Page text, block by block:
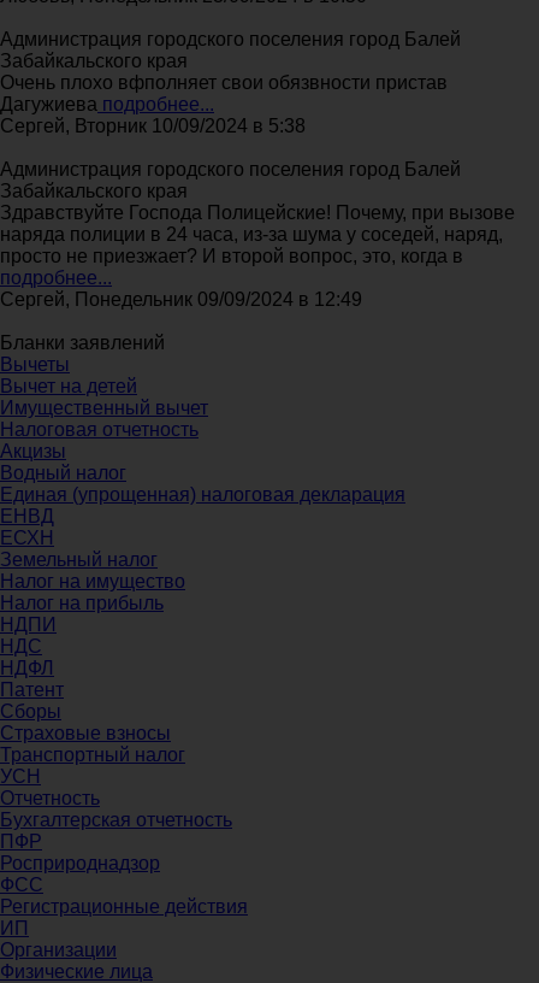
Администрация городского поселения город Балей
Забайкальского края
Очень плохо вфполняет свои обязвности пристав
Дагужиева подробнее...
Сергей, Вторник 10/09/2024 в 5:38
Администрация городского поселения город Балей
Забайкальского края
Здравствуйте Господа Полицейские! Почему, при вызове
наряда полиции в 24 часа, из-за шума у соседей, наряд,
просто не приезжает? И второй вопрос, это, когда в
подробнее...
Сергей, Понедельник 09/09/2024 в 12:49
Бланки заявлений
Вычеты
Вычет на детей
Имущественный вычет
Налоговая отчетность
Акцизы
Водный налог
Единая (упрощенная) налоговая декларация
ЕНВД
ЕСХН
Земельный налог
Налог на имущество
Налог на прибыль
НДПИ
НДС
НДФЛ
Патент
Сборы
Страховые взносы
Транспортный налог
УСН
Отчетность
Бухгалтерская отчетность
ПФР
Росприроднадзор
ФСС
Регистрационные действия
ИП
Организации
Физические лица